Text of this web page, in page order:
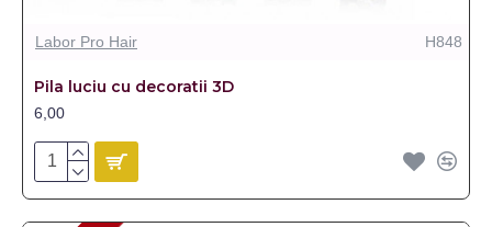
Labor Pro Hair H848
Pila luciu cu decoratii 3D
6,00